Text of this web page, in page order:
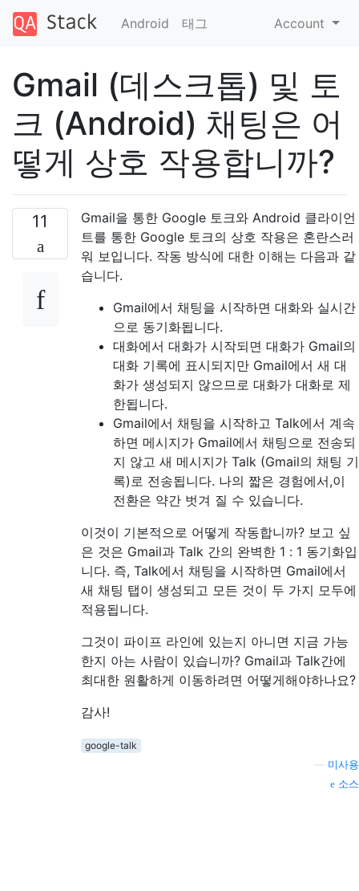
Android 태그 Account
Gmail (데스크톱) 및 토
크 (Android) 채팅은 어
떻게 상호 작용합니까?
11
Gmail을 통한 Google 토크와 Android 클라이언
트를 통한 Google 토크의 상호 작용은 혼란스러
워 보입니다. 작동 방식에 대한 이해는 다음과 같
습니다.
Gmail에서 채팅을 시작하면 대화와 실시간
으로 동기화됩니다.
대화에서 대화가 시작되면 대화가 Gmail의
대화 기록에 표시되지만 Gmail에서 새 대
화가 생성되지 않으므로 대화가 대화로 제
한됩니다.
Gmail에서 채팅을 시작하고 Talk에서 계속
하면 메시지가 Gmail에서 채팅으로 전송되
지 않고 새 메시지가 Talk (Gmail의 채팅 기
록)로 전송됩니다. 나의 짧은 경험에서,이
전환은 약간 벗겨 질 수 있습니다.
이것이 기본적으로 어떻게 작동합니까? 보고 싶
은 것은 Gmail과 Talk 간의 완벽한 1 : 1 동기화입
니다. 즉, Talk에서 채팅을 시작하면 Gmail에서
새 채팅 탭이 생성되고 모든 것이 두 가지 모두에
적용됩니다.
그것이 파이프 라인에 있는지 아니면 지금 가능
한지 아는 사람이 있습니까? Gmail과 Talk간에
최대한 원활하게 이동하려면 어떻게해야하나요?
감사!
google-talk
미사용
소스